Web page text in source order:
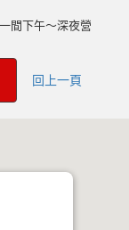
間下午～深夜營
回上一頁